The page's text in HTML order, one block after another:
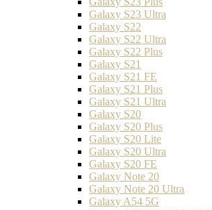
Galaxy S23 Ultra
Galaxy S22
Galaxy S22 Ultra
Galaxy S22 Plus
Galaxy S21
Galaxy S21 FE
Galaxy S21 Plus
Galaxy S21 Ultra
Galaxy S20
Galaxy S20 Plus
Galaxy S20 Lite
Galaxy S20 Ultra
Galaxy S20 FE
Galaxy Note 20
Galaxy Note 20 Ultra
Galaxy A54 5G